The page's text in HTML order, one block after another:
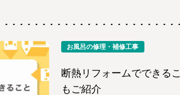
お風呂の修理・補修工事
断熱リフォームでできる
もご紹介